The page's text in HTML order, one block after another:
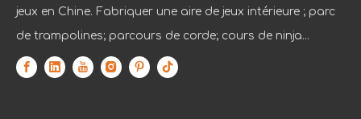
jeux en Chine. Fabriquer une aire de jeux intérieure ; parc
de trampolines; parcours de corde; cours de ninja...